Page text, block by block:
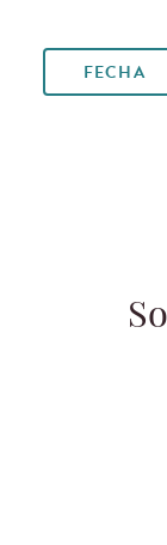
FECHA